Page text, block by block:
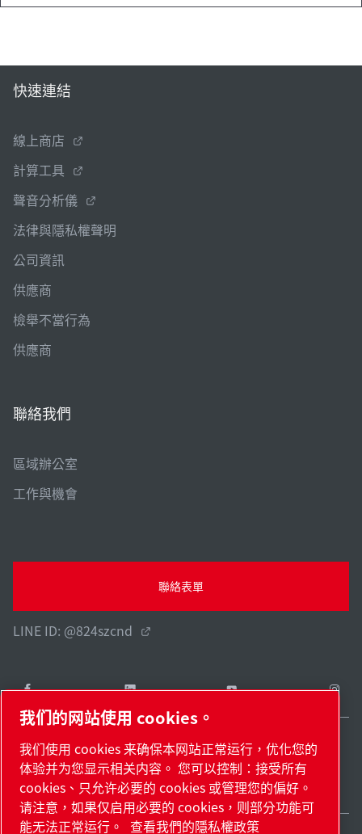
快速連結
線上商店
計算工具
聲音分析儀
法律與隱私權聲明
公司資訊
供應商
檢舉不當行為
供應商
聯絡我們
區域辦公室
工作與機會
聯絡表單
LINE ID: @824szcnd
網站地圖管理 cookies© 2026 著作權。
Taiwan / ZH
我们的网站使用 cookies。
我们使用 cookies 来确保本网站正常运行，优化您的
体验并为您显示相关内容。 您可以控制：接受所有
cookies、只允许必要的 cookies 或管理您的偏好。
请注意，如果仅启用必要的 cookies，则部分功能可
能无法正常运行。
查看我們的隱私權政策